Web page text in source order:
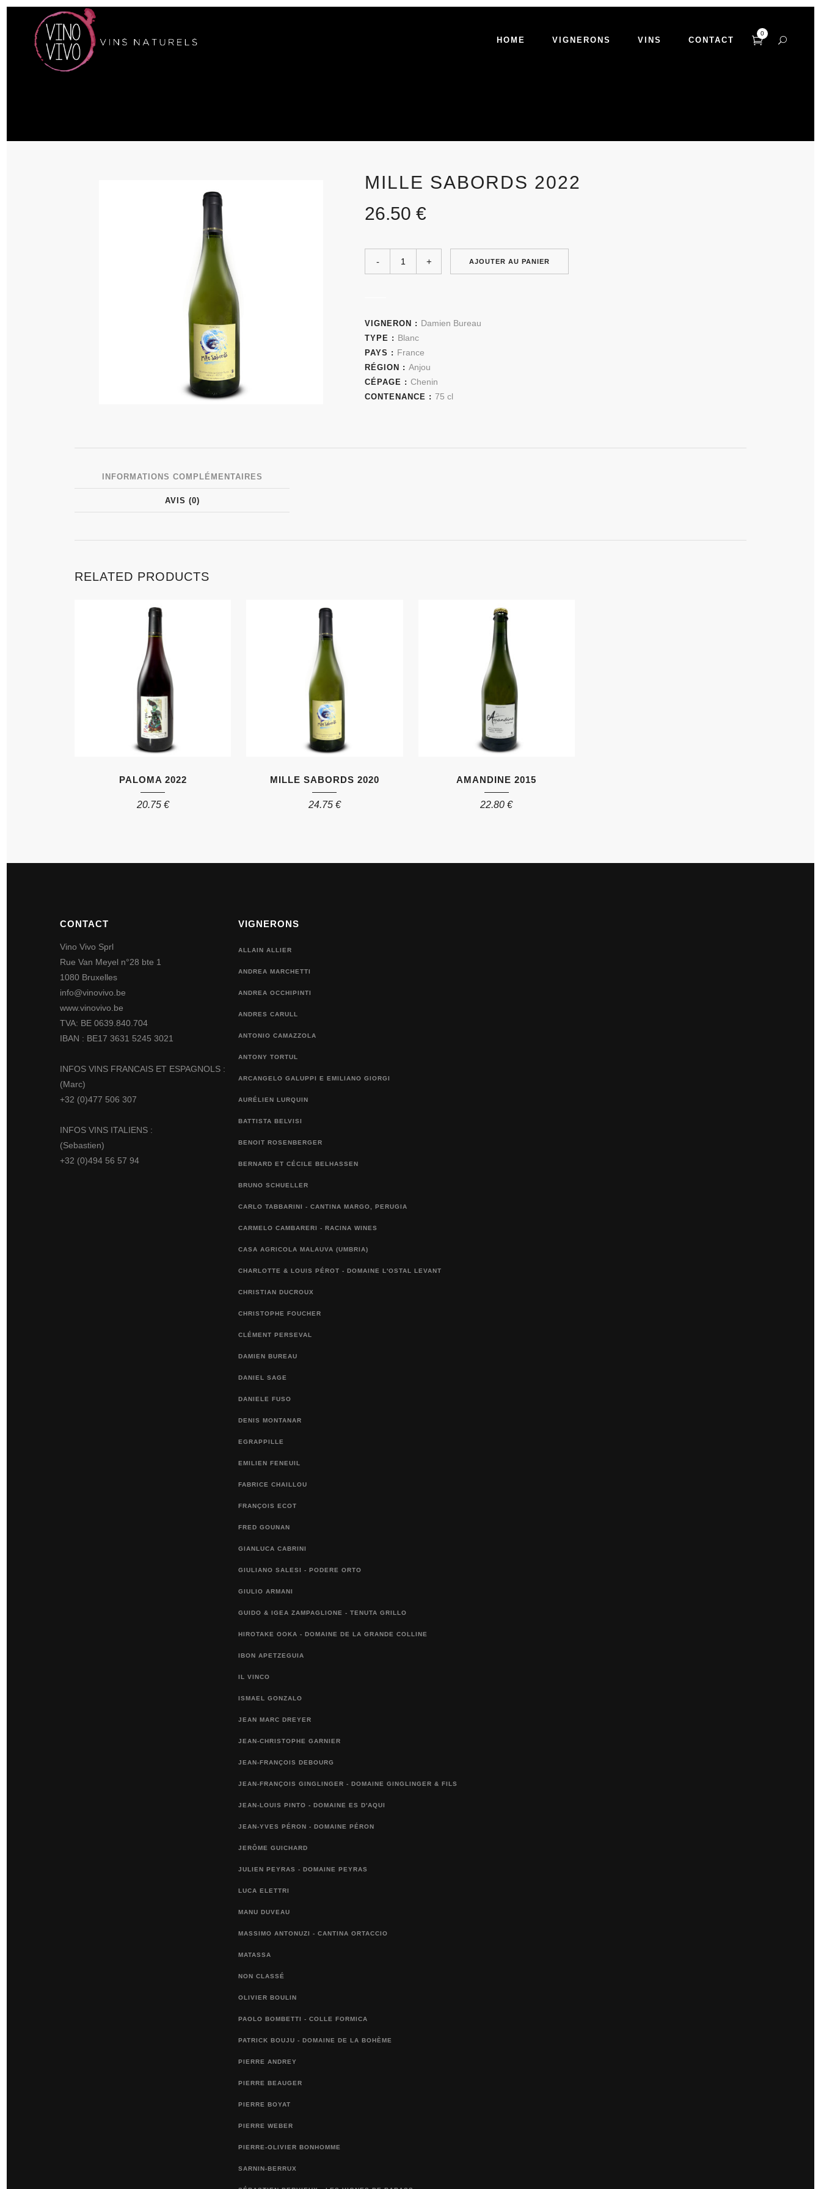
0
HOME VIGNERONS VINS CONTACT
MILLE SABORDS 2022
26.50 €
AJOUTER AU PANIER
VIGNERON : Damien Bureau
TYPE : Blanc
PAYS : France
RÉGION : Anjou
CÉPAGE : Chenin
CONTENANCE : 75 cl
INFORMATIONS COMPLÉMENTAIRES
AVIS (0)
RELATED PRODUCTS
PALOMA 2022
20.75 €
MILLE SABORDS 2020
24.75 €
AMANDINE 2015
22.80€
CONTACT
Vino Vivo Sprl
Rue Van Meyel n°28 bte 1
1080 Bruxelles
info@vinovivo.be
www.vinovivo.be
TVA: BE 0639.840.704
IBAN : BE17 3631 5245 3021
INFOS VINS FRANCAIS ET ESPAGNOLS :
(Marc)
+32 (0)477 506 307
INFOS VINS ITALIENS :
(Sebastien)
+32 (0)494 56 57 94
VIGNERONS
ALLAIN ALLIER
ANDREA MARCHETTI
ANDREA OCCHIPINTI
ANDRES CARULL
ANTONIO CAMAZZOLA
ANTONY TORTUL
ARCANGELO GALUPPI E EMILIANO GIORGI
AURÉLIEN LURQUIN
BATTISTA BELVISI
BENOIT ROSENBERGER
BERNARD ET CÉCILE BELHASSEN
BRUNO SCHUELLER
CARLO TABBARINI - CANTINA MARGO, PERUGIA
CARMELO CAMBARERI - RACINA WINES
CASA AGRICOLA MALAUVA (UMBRIA)
CHARLOTTE & LOUIS PÉROT - DOMAINE L'OSTAL LEVANT
CHRISTIAN DUCROUX
CHRISTOPHE FOUCHER
CLÉMENT PERSEVAL
DAMIEN BUREAU
DANIEL SAGE
DANIELE FUSO
DENIS MONTANAR
EGRAPPILLE
EMILIEN FENEUIL
FABRICE CHAILLOU
FRANÇOIS ECOT
FRED GOUNAN
GIANLUCA CABRINI
GIULIANO SALESI - PODERE ORTO
GIULIO ARMANI
GUIDO & IGEA ZAMPAGLIONE - TENUTA GRILLO
HIROTAKE OOKA - DOMAINE DE LA GRANDE COLLINE
IBON APETZEGUIA
IL VINCO
ISMAEL GONZALO
JEAN MARC DREYER
JEAN-CHRISTOPHE GARNIER
JEAN-FRANÇOIS DEBOURG
JEAN-FRANÇOIS GINGLINGER - DOMAINE GINGLINGER & FILS
JEAN-LOUIS PINTO - DOMAINE ES D'AQUI
JEAN-YVES PÉRON - DOMAINE PÉRON
JERÔME GUICHARD
JULIEN PEYRAS - DOMAINE PEYRAS
LUCA ELETTRI
MANU DUVEAU
MASSIMO ANTONUZI - CANTINA ORTACCIO
MATASSA
NON CLASSÉ
OLIVIER BOULIN
PAOLO BOMBETTI - COLLE FORMICA
PATRICK BOUJU - DOMAINE DE LA BOHÈME
PIERRE ANDREY
PIERRE BEAUGER
PIERRE BOYAT
PIERRE WEBER
PIERRE-OLIVIER BONHOMME
SARNIN-BERRUX